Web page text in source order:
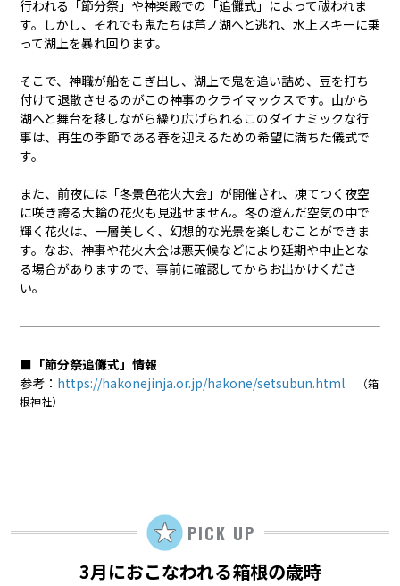
行われる「節分祭」や神楽殿での「追儺式」によって祓われま
す。しかし、それでも鬼たちは芦ノ湖へと逃れ、水上スキーに乗
って湖上を暴れ回ります。
そこで、神職が船をこぎ出し、湖上で鬼を追い詰め、豆を打ち
付けて退散させるのがこの神事のクライマックスです。山から
湖へと舞台を移しながら繰り広げられるこのダイナミックな行
事は、再生の季節である春を迎えるための希望に満ちた儀式で
す。
また、前夜には「冬景色花火大会」が開催され、凍てつく夜空
に咲き誇る大輪の花火も見逃せません。冬の澄んだ空気の中で
輝く花火は、一層美しく、幻想的な光景を楽しむことができま
す。なお、神事や花火大会は悪天候などにより延期や中止とな
る場合がありますので、事前に確認してからお出かけくださ
い。
■「節分祭追儺式」情報
参考： https://hakonejinja.or.jp/hakone/setsubun.html
（箱
根神社）
PICK UP
3月におこなわれる箱根の歳時